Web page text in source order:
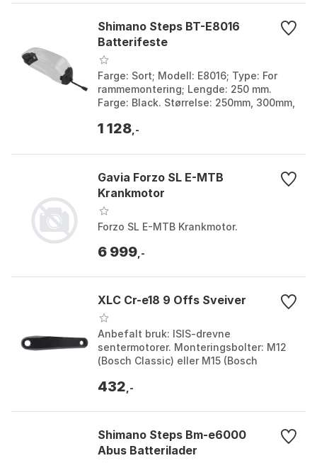
Shimano Steps BT-E8016
Batterifeste
Farge: Sort; Modell: E8016; Type: For
rammemontering; Lengde: 250 mm.
Farge: Black. Størrelse: 250mm, 300mm,
1 128 ,-
Gavia Forzo SL E-MTB
Krankmotor
Forzo SL E-MTB Krankmotor.
6 999 ,-
XLC Cr-e18 9 Offs Sveiver
Anbefalt bruk: ISIS-drevne
sentermotorer. Monteringsbolter: M12
(Bosch Classic) eller M15 (Bosch
kompatibel med Bosch Gen 3 B...
432 ,-
Shimano Steps Bm-e6000
Abus Batterilader